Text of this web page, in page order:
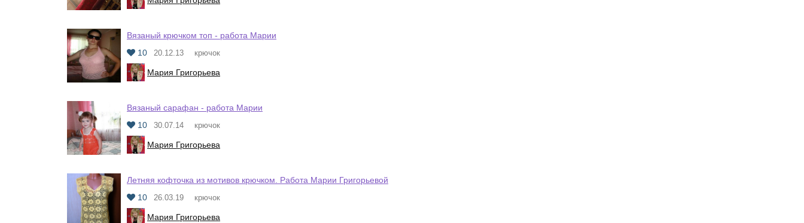
Вязаный крючком топ - работа Марии
10
20.12.13 крючок
Мария Григорьева
Вязаный сарафан - работа Марии
10
30.07.14 крючок
Мария Григорьева
Летняя кофточка из мотивов крючком. Работа Марии Григорьевой
10
26.03.19 крючок
Мария Григорьева